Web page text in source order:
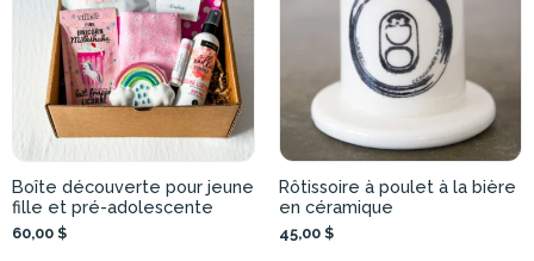
Boîte découverte pour jeune
fille et pré-adolescente
60,00 $
Rôtissoire à poulet à la bière
en céramique
45,00 $